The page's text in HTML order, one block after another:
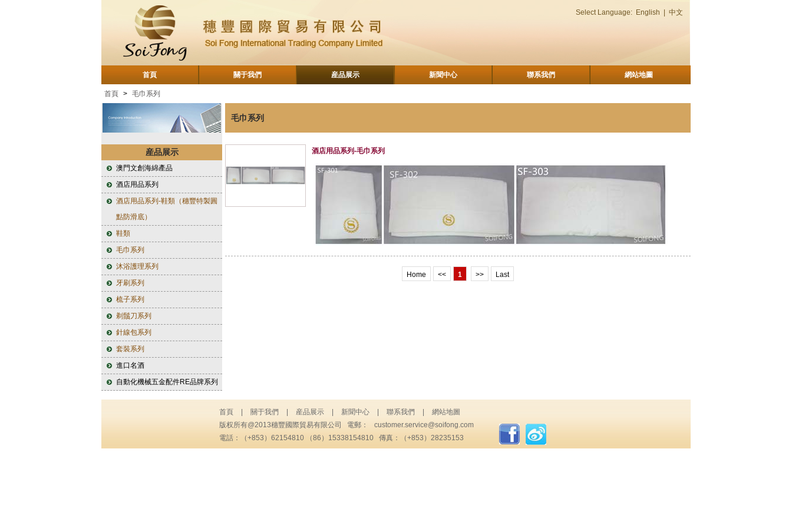
Select Language: English 中文
首頁 關于我們 産品展示 新聞中心 聯系我們 網站地圖
首頁 > 毛巾系列
産品展示
澳門文創海綿產品
酒店用品系列
酒店用品系列-鞋類（穗豐特製圓
點防滑底）
鞋類
毛巾系列
沐浴護理系列
牙刷系列
梳子系列
剃鬚刀系列
針線包系列
套裝系列
進口名酒
自動化機械五金配件RE品牌系列
毛巾系列
酒店用品系列-毛巾系列
Home << 1 >> Last
首頁 關于我們 産品展示 新聞中心 聯系我們
網站地圖
版权所有@2013穗豐國際貿易有限公司 電郵：
customer.service@soifong.com
電話：（+853）62154810 （86）15338154810 傳真：（+853）28235153